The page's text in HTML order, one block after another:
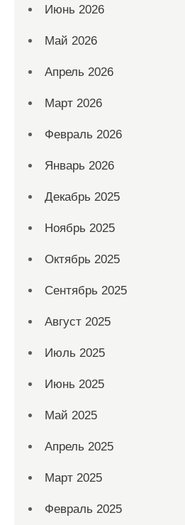
Июнь 2026
Май 2026
Апрель 2026
Март 2026
Февраль 2026
Январь 2026
Декабрь 2025
Ноябрь 2025
Октябрь 2025
Сентябрь 2025
Август 2025
Июль 2025
Июнь 2025
Май 2025
Апрель 2025
Март 2025
Февраль 2025